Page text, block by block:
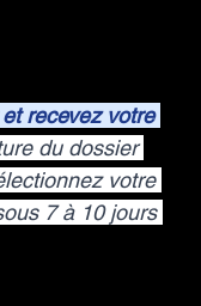
recevez votre
du dossier
votre
7 à 10 jours